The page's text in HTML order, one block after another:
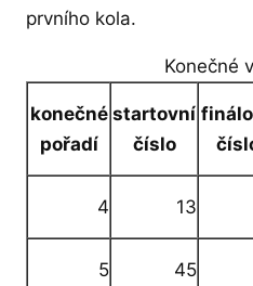
prvního kola.
Konečné
konečné
pořadí
startovní
číslo
4 13
5 45